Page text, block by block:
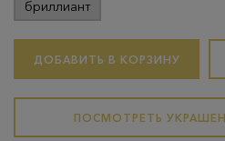
бриллиант
ДОБАВИТЬ В КОРЗИНУ
ПОСМОТРЕТЬ